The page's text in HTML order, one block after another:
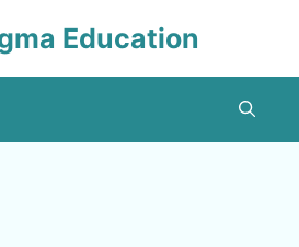
Education